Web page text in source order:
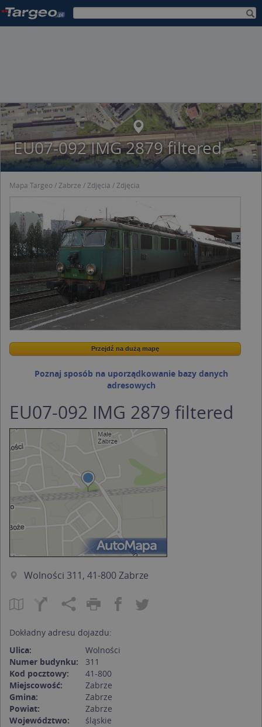
EU07-092 IMG 2879 filtered
Mapa Targeo Zabrze Zdjęcia Zdjęcia
Przejdź na dużą mapę
Przejdź na dużą mapę
Poznaj sposób na uporządkowanie bazy danych
adresowych
EU07-092 IMG 2879 filtered
Wolności 311, 41-800 Zabrze
Dokładny adresu dojazdu:
Ulica:
Wolności
Numer budynku:
311
Kod pocztowy:
41-800
Miejscowość:
Zabrze
Gmina:
Zabrze
Powiat:
Zabrze
Województwo:
śląskie